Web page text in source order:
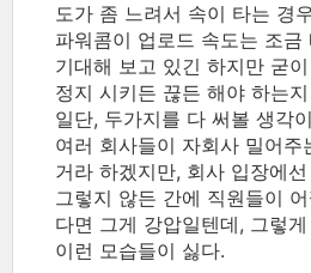
도가 좀 느려서 속이 타는 경
파워콤이 업로드 속도는 조금
기대해 보고 있긴 하지만 굳
정지 시키든 끊든 해야 하는
일단, 두가지를 다 써볼 생각
여러 회사들이 자회사 밀어
거라 하겠지만, 회사 입장에
그렇지 않든 간에 직원들이
다면 그게 강압일텐데, 그렇
이런 모습들이 싫다.